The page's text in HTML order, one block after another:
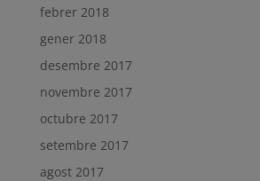
febrer 2018
gener 2018
desembre 2017
novembre 2017
octubre 2017
setembre 2017
agost 2017